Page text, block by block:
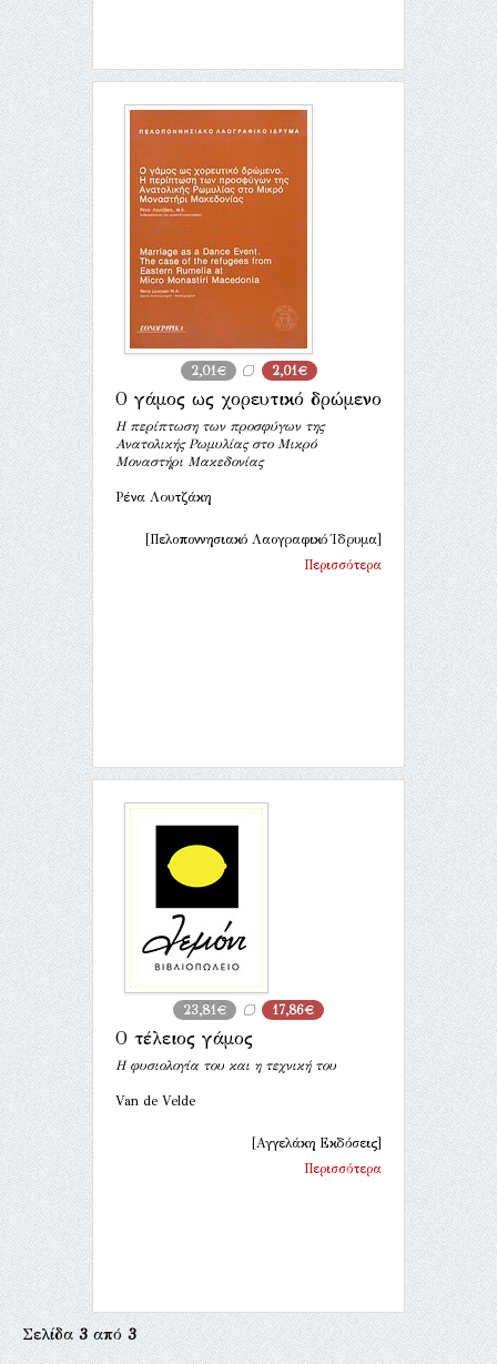
2,01€ 2,01€
Ο γάμος ως χορευτικό δρώμενο
Η περίπτωση των προσφύγων της
Ανατολικής Ρωμυλίας στο Μικρό
Μοναστήρι Μακεδονίας
Ρένα Λουτζάκη
[Πελοποννησιακό Λαογραφικό Ίδρυμα]
Περισσότερα
23,81€ 17,86€
Ο τέλειος γάμος
Η φυσιολογία του και η τεχνική του
Van de Velde
[Αγγελάκη Εκδόσεις]
Περισσότερα
Σελίδα3από3